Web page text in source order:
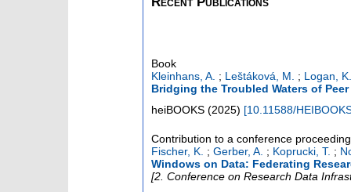
Book
Kleinhans, A. ; Leštáková, M. ; Logan, K.
Bridging the Troubled Waters of
heiBOOKS (2025) [10.11588/
Contribution to a conference
Fischer, K. ; Gerber, A. ; Koprucki, T. ;
Windows on Data: Federating
[2. Conference on Research Data